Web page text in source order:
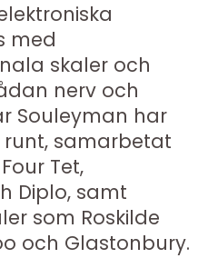
med
skaler och
nerv och
Souleyman har
samarbetat
Tet,
Diplo, samt
som Roskilde
och Glastonbury.